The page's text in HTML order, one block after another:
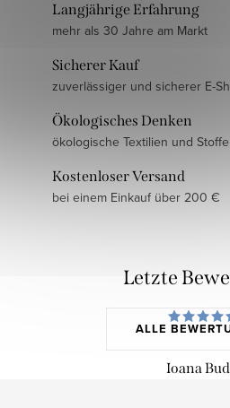
Langjährige Erfahrung
mehr als 30 Jahre am Markt
Sicherer Kauf
zuverlässiger und sicherer E-
Ökologisches Denken
ökologische Textilien und Stoffe
Kostenloser Versand
bei einem Einkauf über 200 €
Letzte
ALLE
Ioana